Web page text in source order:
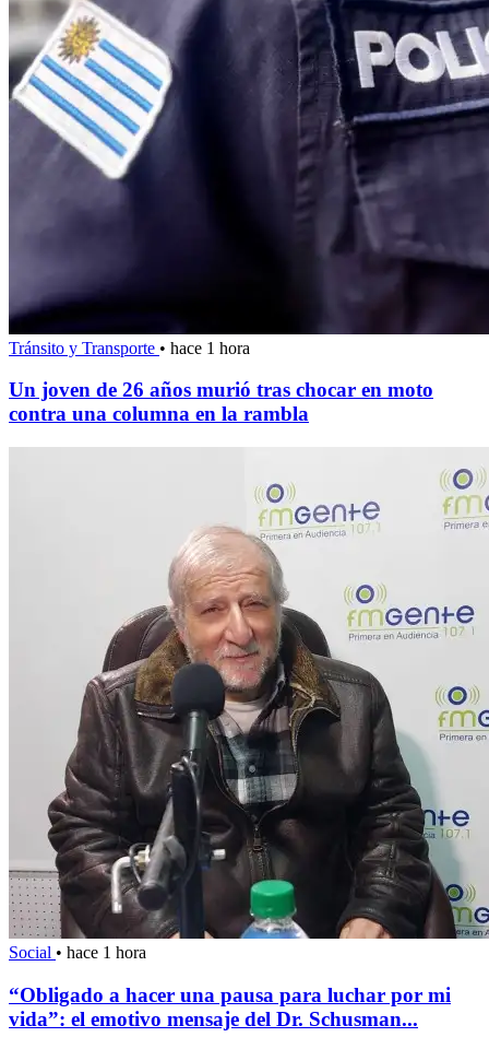
Tránsito y Transporte • hace 1 hora
Un joven de 26 años murió tras chocar en moto
contra una columna en la rambla
Social • hace 1 hora
“Obligado a hacer una pausa para luchar por mi
vida”: el emotivo mensaje del Dr. Schusman...